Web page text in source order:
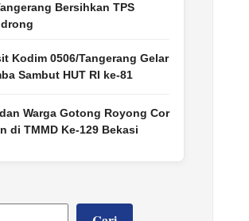
Bersihkan TPS
Kodim 0506/Tangerang Gelar
Sambut HUT RI ke-81
Warga Gotong Royong Cor
di TMMD Ke-129 Bekasi